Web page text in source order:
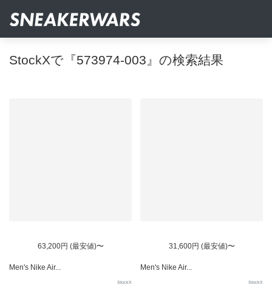
StockXで『573974-003』の検索結果
63,200円 (最安値)〜
Men's Nike Air...
StockX
31,600円 (最安値)〜
Men's Nike Air...
StockX